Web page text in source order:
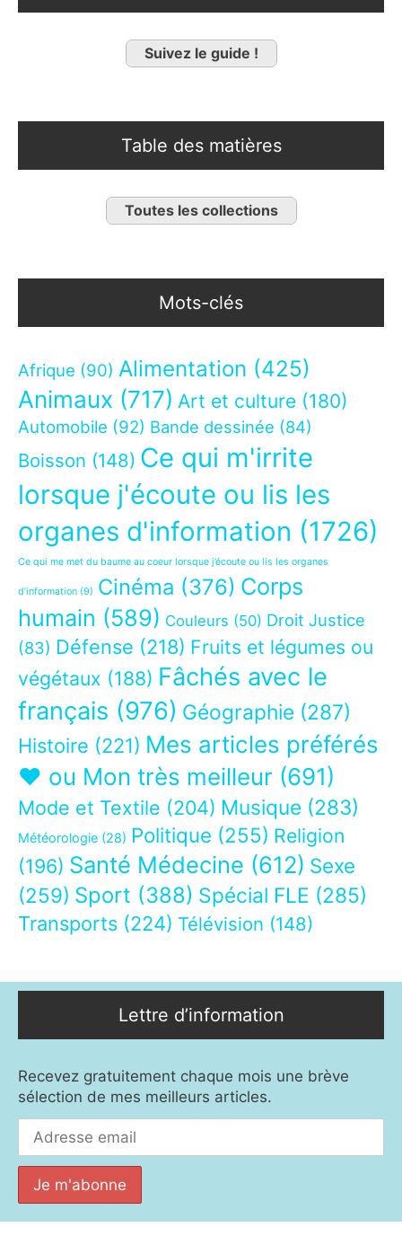
Suivez le guide !
Table des matières
Toutes les collections
Mots-clés
Afrique (90) Alimentation (425)
Animaux (717) Art et culture (180)
Automobile (92) Bande dessinée (84)
Boisson (148) Ce qui m'irrite
lorsque j'écoute ou lis les
organes d'information (1726)
Ce qui me met du baume au coeur lorsque j’écoute ou lis les organes
d’information (9) Cinéma (376) Corps
humain (589) Couleurs (50) Droit Justice
(83) Défense (218) Fruits et légumes ou
végétaux (188) Fâchés avec le
français (976) Géographie (287)
Histoire (221) Mes articles préférés
❤ ou Mon très meilleur (691)
Mode et Textile (204) Musique (283)
Météorologie (28) Politique (255) Religion
(196) Santé Médecine (612) Sexe
(259) Sport (388) Spécial FLE (285)
Transports (224) Télévision (148)
Lettre d’information
Recevez gratuitement chaque mois une brève
sélection de mes meilleurs articles.